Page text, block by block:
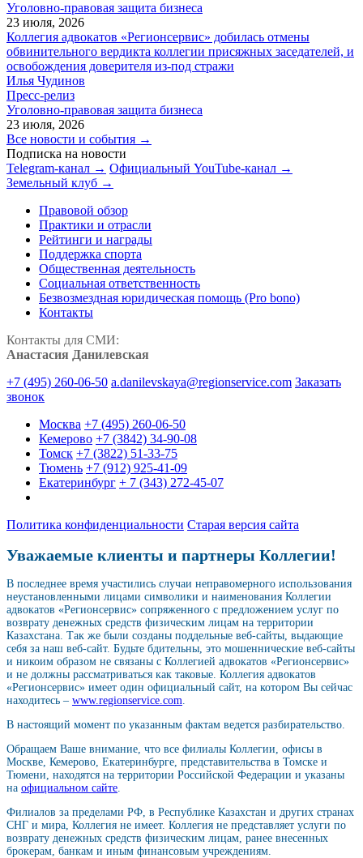
Уголовно-правовая защита бизнеса
23 июля, 2026
Коллегия адвокатов «Регионсервис» добилась отмены
обвинительного вердикта коллегии присяжных заседателей, и
освобождения доверителя из-под стражи
Илья Чудинов
Пресс-релиз
Уголовно-правовая защита бизнеса
23 июля, 2026
Все новости и события →
Подписка на новости
Telegram-канал → Официальный YouTube-канал →
Земельный клуб →
Правовой обзор
Практики и отрасли
Рейтинги и награды
Поддержка спорта
Общественная деятельность
Социальная ответственность
Безвозмездная юридическая помощь (Pro bono)
Контакты
Контакты для СМИ:
Анастасия Данилевская
+7 (495) 260-06-50 a.danilevskaya@regionservice.com Заказать
звонок
Москва +7 (495) 260-06-50
Кемерово +7 (3842) 34-90-08
Томск +7 (3822) 51-33-75
Тюмень +7 (912) 925-41-09
Екатеринбург + 7 (343) 272-45-07
Политика конфиденциальности Старая версия сайта
Уважаемые клиенты и партнеры Коллегии!
В последнее время участились случаи неправомерного использования
неустановленными лицами символики и наименования Коллегии
адвокатов «Регионсервис» сопряженного с предложением услуг по
возврату денежных средств физическим лицам на территории
Казахстана. Так же были созданы поддельные веб-сайты, выдающие
себя за наш веб-сайт. Будьте бдительны, это мошеннические веб-сайты
и никоим образом не связаны с Коллегией адвокатов «Регионсервис»
и не должны рассматриваться как таковые. Коллегия адвокатов
«Регионсервис» имеет один официальный сайт, на котором Вы сейчас
находитесь – www.regionservice.com
В настоящий момент по указанным фактам ведется разбирательство.
Обращаем Ваше внимание, что все филиалы Коллегии, офисы в
Москве, Кемерово, Екатеринбурге, представительства в Томске и
Тюмени, находятся на территории Российской Федерации и указаны
на официальном сайте
Филиалов за пределами РФ, в Республике Казахстан и других странах
СНГ и мира, Коллегия не имеет. Коллегия не представляет услуги по
возврату денежных средств физическим лицам, ранее внесенных
брокерам, банкам и иным финансовым учреждениям.